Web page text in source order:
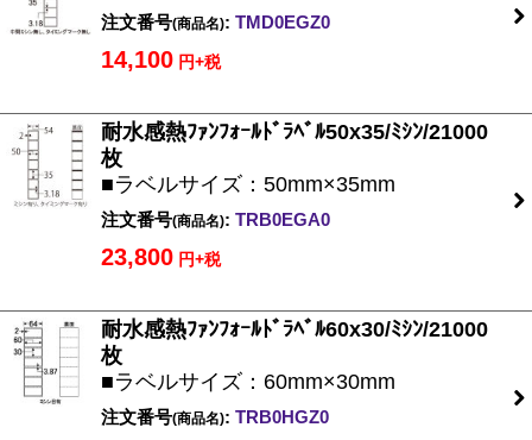
注文番号(商品名): TMD0EGZ0
14,100 円+税
耐水感熱ﾌｧﾝﾌｫｰﾙﾄﾞﾗﾍﾞﾙ50x35/ﾐｼﾝ/21000
枚
■ラベルサイズ：50mm×35mm
注文番号(商品名): TRB0EGA0
23,800 円+税
耐水感熱ﾌｧﾝﾌｫｰﾙﾄﾞﾗﾍﾞﾙ60x30/ﾐｼﾝ/21000
枚
■ラベルサイズ：60mm×30mm
注文番号(商品名): TRB0HGZ0